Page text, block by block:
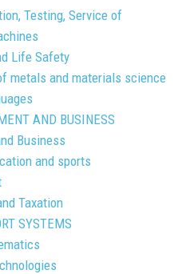
Testing, Service of
Life Safety
metals and materials science
AND BUSINESS
Business
and sports
Taxation
SYSTEMS